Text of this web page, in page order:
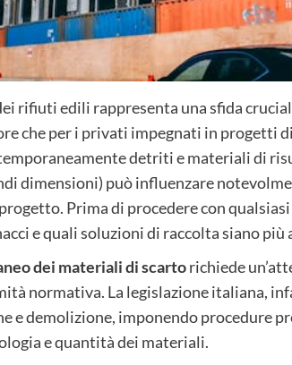
rifiuti edili rappresenta una sfida
che per i privati impegnati in progetti
detriti e materiali di
dimensioni) può influenzare
Prima di procedere con
e quali soluzioni di raccolta siano più
dei materiali di scartorichiede
normativa. La legislazione italiana,
e demolizione, imponendo procedure
e quantità dei materiali.